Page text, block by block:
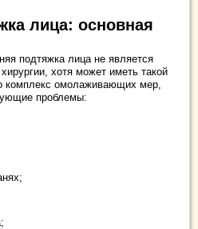
лица: основная
подтяжка лица не является
хотя может иметь такой
омолаживающих мер,
проблемы: